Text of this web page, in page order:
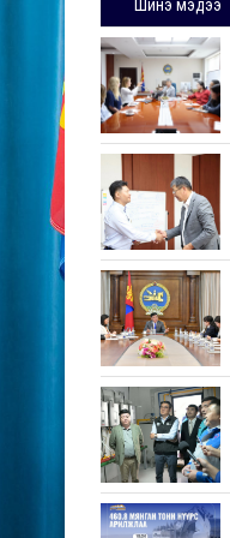
Шинэ мэдээ